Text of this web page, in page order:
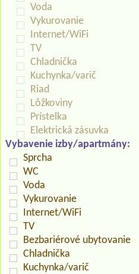
Voda
Vykurovanie
Internet/WiFi
TV
Chladnička
Kuchynka/varič
Riad
Lôžkoviny
Prístelka
Elektrická zásuvka
Vybavenie izby/apartmány:
Sprcha
WC
Voda
Vykurovanie
Internet/WiFi
TV
Bezbariérové ubytovanie
Chladnička
Kuchynka/varič